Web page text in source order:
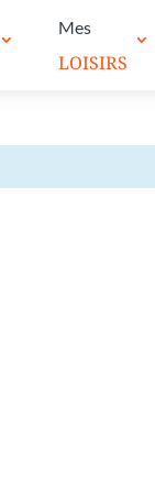
Mes
LOISIRS